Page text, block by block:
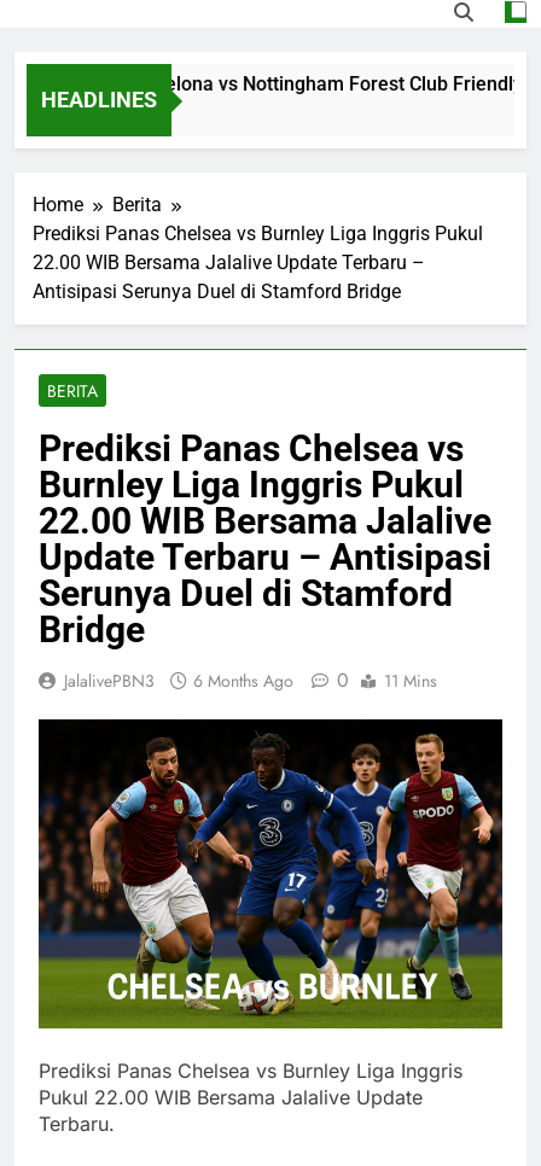
HEADLINES
Jalalive Barcelona vs Nottingham Forest Club Friendly
Home
Berita
Prediksi Panas Chelsea vs Burnley Liga Inggris Pukul
22.00 WIB Bersama Jalalive Update Terbaru –
Antisipasi Serunya Duel di Stamford Bridge
BERITA
Prediksi Panas Chelsea vs
Burnley Liga Inggris Pukul
22.00 WIB Bersama Jalalive
Update Terbaru – Antisipasi
Serunya Duel di Stamford
Bridge
JalalivePBN3 6 Months Ago 0 11 Mins
Prediksi Panas Chelsea vs Burnley Liga Inggris
Pukul 22.00 WIB Bersama Jalalive Update
Terbaru.